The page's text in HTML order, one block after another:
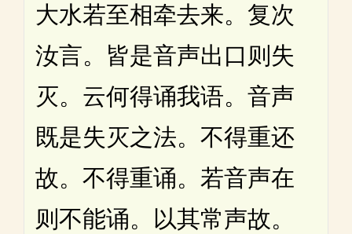
大水若至相牵去来。复次
汝言。皆是音声出口则失
灭。云何得诵我语。音声
既是失灭之法。不得重还
故。不得重诵。若音声在
则不能诵。以其常声故。